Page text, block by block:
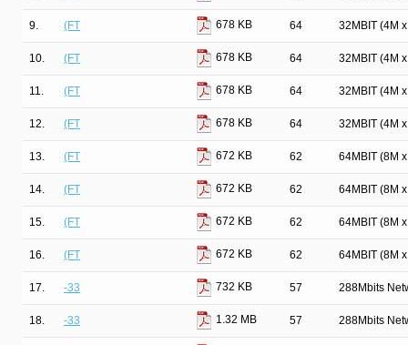
9. (FT 678 KB 64 32MBIT (4M
10. (FT 678 KB 64 32MBIT (4M
11. (FT 678 KB 64 32MBIT (4M
12. (FT 678 KB 64 32MBIT (4M
13. (FT 672 KB 62 64MBIT (8M
14. (FT 672 KB 62 64MBIT (8M
15. (FT 672 KB 62 64MBIT (8M
16. (FT 672 KB 62 64MBIT (8M
17. -33 732 KB 57 288Mbits
18. -33 1.32 MB 57 288Mbits